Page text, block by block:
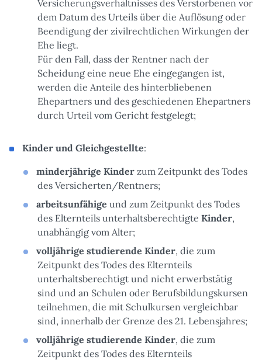
Versicherungsverhältnisses des Verstorbenen vor
dem Datum des Urteils über die Auflösung oder
Beendigung der zivilrechtlichen Wirkungen der
Ehe liegt.
Für den Fall, dass der Rentner nach der
Scheidung eine neue Ehe eingegangen ist,
werden die Anteile des hinterbliebenen
Ehepartners und des geschiedenen Ehepartners
durch Urteil vom Gericht festgelegt;
Kinder und Gleichgestellte:
minderjährige Kinder zum Zeitpunkt des Todes
des Versicherten/Rentners;
arbeitsunfähige und zum Zeitpunkt des Todes
des Elternteils unterhaltsberechtigte Kinder,
unabhängig vom Alter;
volljährige studierende Kinder, die zum
Zeitpunkt des Todes des Elternteils
unterhaltsberechtigt und nicht erwerbstätig
sind und an Schulen oder Berufsbildungskursen
teilnehmen, die mit Schulkursen vergleichbar
sind, innerhalb der Grenze des 21. Lebensjahres;
volljährige studierende Kinder, die zum
Zeitpunkt des Todes des Elternteils